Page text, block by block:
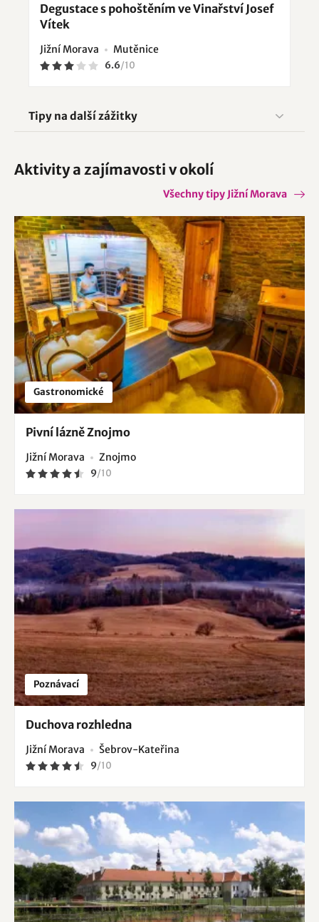
Degustace s pohoštěním ve Vinařství Josef
Vítek
Jižní Morava Mutěnice
6.6/10
Tipy na další zážitky
Aktivity a zajímavosti v okolí
Všechny tipy Jižní Morava
Gastronomické
Pivní lázně Znojmo
Jižní Morava Znojmo
9/10
Poznávací
Duchova rozhledna
Jižní Morava Šebrov-Kateřina
9/10